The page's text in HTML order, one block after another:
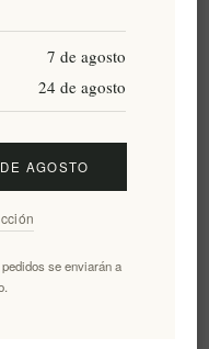
7 de agosto
24 de agosto
AGOSTO
se enviarán a